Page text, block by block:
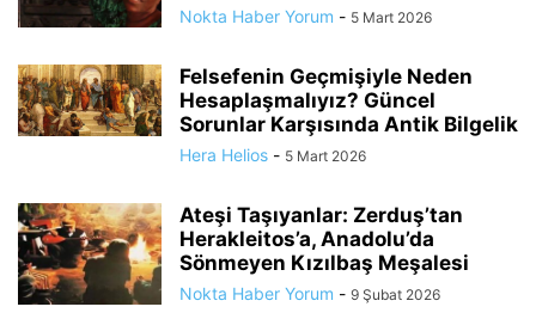
Nokta Haber Yorum - 5 Mart 2026
Felsefenin Geçmişiyle Neden
Hesaplaşmalıyız? Güncel
Sorunlar Karşısında Antik Bilgelik
Hera Helios - 5 Mart 2026
Ateşi Taşıyanlar: Zerduş’tan
Herakleitos’a, Anadolu’da
Sönmeyen Kızılbaş Meşalesi
Nokta Haber Yorum - 9 Şubat 2026